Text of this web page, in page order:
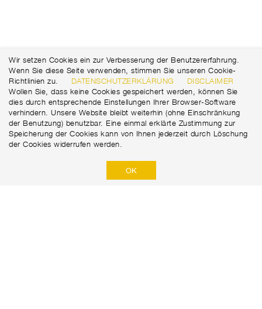
Wir setzen Cookies ein zur Verbesserung der Benutzererfahrung.
Wenn Sie diese Seite verwenden, stimmen Sie unseren Cookie-
Richtlinien zu.
DATENSCHUTZERKLÄRUNG
DISCLAIMER
Wollen Sie, dass keine Cookies gespeichert werden, können Sie
dies durch entsprechende Einstellungen Ihrer Browser-Software
verhindern. Unsere Website bleibt weiterhin (ohne Einschränkung
der Benutzung) benutzbar. Eine einmal erklärte Zustimmung zur
Speicherung der Cookies kann von Ihnen jederzeit durch Löschung
der Cookies widerrufen werden.
OK